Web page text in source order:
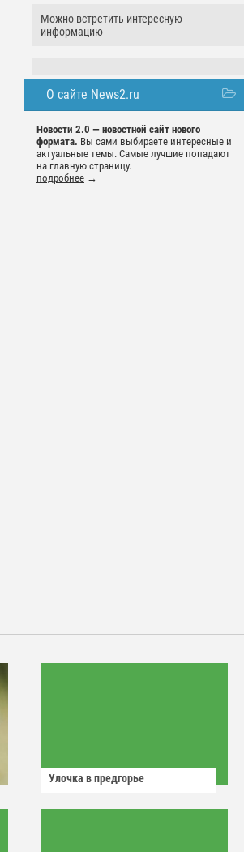
Можно встретить интересную
информацию
О сайте News2.ru
Новости 2.0 — новостной сайт нового
формата. Вы сами выбираете интересные и
актуальные темы. Самые лучшие попадают
на главную страницу.
подробнее →
Улочка в предгорье